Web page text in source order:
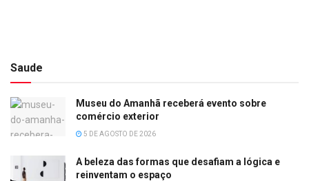
Saude
Museu do Amanhã receberá evento sobre
comércio exterior
5 DE AGOSTO DE 2026
A beleza das formas que desafiam a lógica e
reinventam o espaço